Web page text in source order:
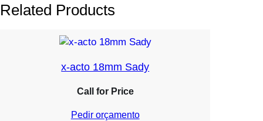
Related Products
x-acto 18mm Sady
Call for Price
Pedir orçamento